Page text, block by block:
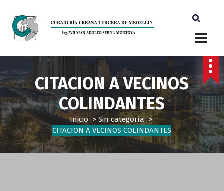
CITACION A VECINOS
COLINDANTES
Inicio>Sin categoría>
CITACION A VECINOS COLINDANTES